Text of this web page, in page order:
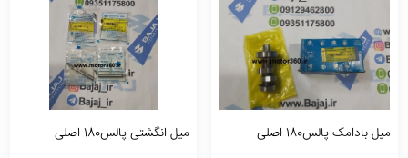
میل بادامک پالس180 اصلی میل انگشتی پالس180 اصلی